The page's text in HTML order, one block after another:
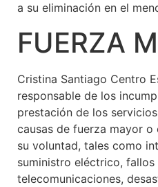
a su eliminación en el
FUERZA
Cristina Santiago Centro
responsable de los
prestación de los
causas de fuerza mayor o
su voluntad, tales como
suministro eléctrico, fallos
telecomunicaciones,